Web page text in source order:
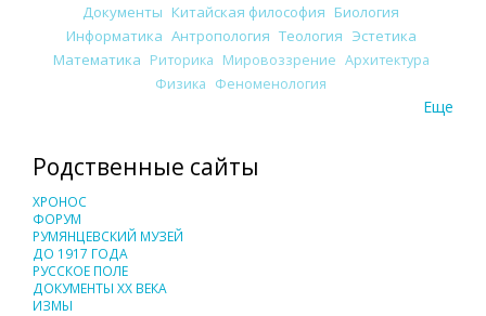
Документы Китайская философия Биология
Информатика Антропология Теология Эстетика
Математика Риторика Мировоззрение Архитектура
Физика Феноменология
Еще
Родственные сайты
ХРОНОС
ФОРУМ
РУМЯНЦЕВСКИЙ МУЗЕЙ
ДО 1917 ГОДА
РУССКОЕ ПОЛЕ
ДОКУМЕНТЫ XX ВЕКА
ИЗМЫ